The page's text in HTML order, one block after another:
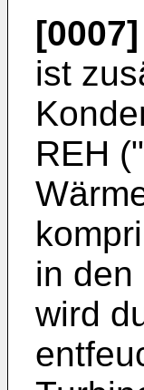
[0007]
ist
REH
in den
wird